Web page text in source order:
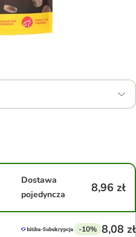
Dostawa
pojedyncza
8,96 zł
-10% 8,08 zł